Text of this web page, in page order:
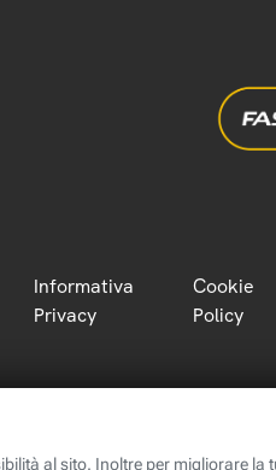
Informativa
Privacy
Cookie
Policy